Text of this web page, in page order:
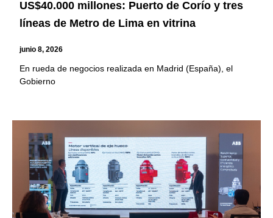
US$40.000 millones: Puerto de Corío y tres
líneas de Metro de Lima en vitrina
junio 8, 2026
En rueda de negocios realizada en Madrid (España), el
Gobierno